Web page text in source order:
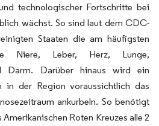
technologischer Fortschritte bei
wächst. So sind laut dem CDC-
Staaten die am häufigsten
Niere, Leber, Herz, Lunge,
Darm. Darüber hinaus wird ein
in der Region voraussichtlich das
ankurbeln. So benötigt
Roten Kreuzes alle 2